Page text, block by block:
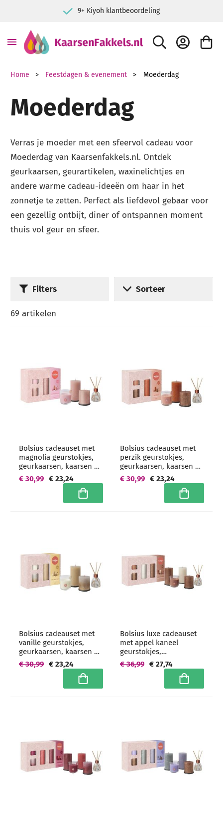
De specialist in kaarsen
ZOEK ACCOUNT
Home Feestdagen & evenement Moederdag
Moederdag
Verras je moeder met een sfeervol cadeau voor
Moederdag van Kaarsenfakkels.nl. Ontdek
geurkaarsen, geurartikelen, waxinelichtjes en
andere warme cadeau-ideeën om haar in het
zonnetje te zetten. Perfect als liefdevol gebaar voor
een gezellig ontbijt, diner of ontspannen moment
thuis vol geur en sfeer.
Filters
69 artikelen
Sorteer
Bolsius cadeauset met
magnolia geurstokjes,
geurkaarsen, kaarsen en
onderzetters
€ 23,24
€ 30,99
In winkelwagen
Bolsius cadeauset met
perzik geurstokjes,
geurkaarsen, kaarsen en
onderzetters
€ 23,24
€ 30,99
In
Bolsius cadeauset met
vanille geurstokjes,
geurkaarsen, kaarsen en
onderzetters
€ 23,24
€ 30,99
In winkelwagen
Bolsius luxe cadeauset
met appel kaneel
geurstokjes,
geurkaarsen, kaarsen en
onderzetters
€ 27,74
€ 36,99
In